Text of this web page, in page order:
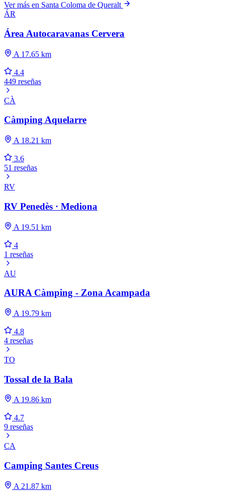
Ver más en Santa Coloma de Queralt
ÁR
Área Autocaravanas Cervera
A 17.65 km
4.4
449 reseñas
CÀ
Càmping Aquelarre
A 18.21 km
3.6
51 reseñas
RV
RV Penedès · Mediona
A 19.51 km
4
1 reseñas
AU
AURA Càmping - Zona Acampada
A 19.79 km
4.8
4 reseñas
TO
Tossal de la Bala
A 19.86 km
4.7
9 reseñas
CA
Camping Santes Creus
A 21.87 km